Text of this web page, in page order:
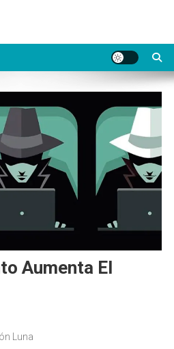
Aumenta El
Luna